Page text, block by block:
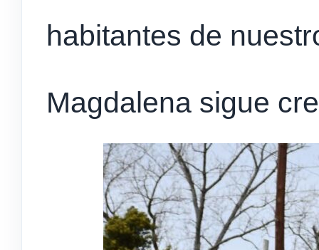
habitantes de
Magdalena sigue